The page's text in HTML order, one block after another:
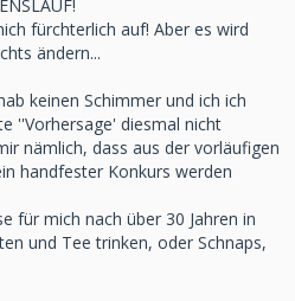
fürchterlich auf! Aber es wird
ändern...
keinen Schimmer und ich ich
''Vorhersage' diesmal nicht
nämlich, dass aus der vorläufigen
handfester Konkurs werden
für mich nach über 30 Jahren in
und Tee trinken, oder Schnaps,